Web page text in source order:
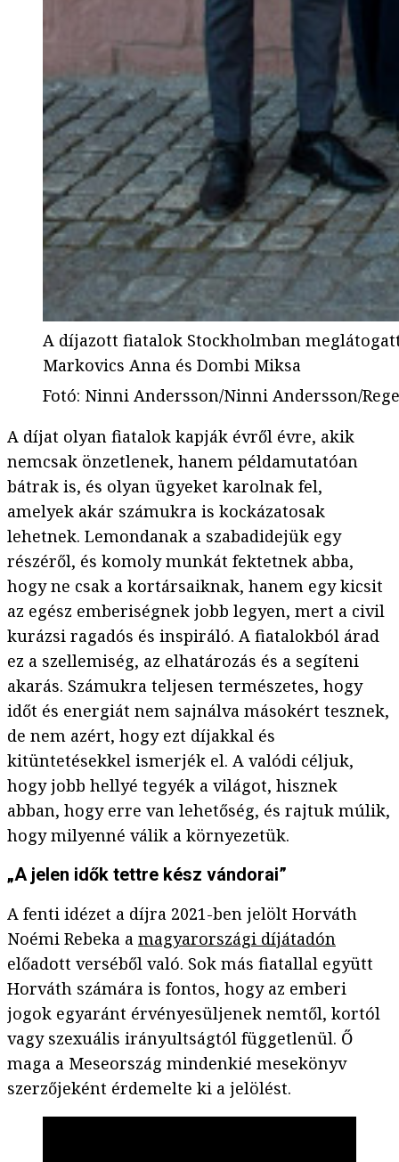
A díjazott fiatalok Stockholmban
Markovics Anna és Dombi Miksa
Fotó: Ninni Andersson/Ninni Andersson/
A díjat olyan fiatalok kapják évről évre, akik
nemcsak önzetlenek, hanem példamutatóan
bátrak is, és olyan ügyeket karolnak fel,
amelyek akár számukra is kockázatosak
lehetnek. Lemondanak a szabadidejük egy
részéről, és komoly munkát fektetnek abba,
hogy ne csak a kortársaiknak, hanem egy kicsit
az egész emberiségnek jobb legyen, mert a civil
kurázsi ragadós és inspiráló. A fiatalokból árad
ez a szellemiség, az elhatározás és a segíteni
akarás. Számukra teljesen természetes, hogy
időt és energiát nem sajnálva másokért tesznek,
de nem azért, hogy ezt díjakkal és
kitüntetésekkel ismerjék el. A valódi céljuk,
hogy jobb hellyé tegyék a világot, hisznek
abban, hogy erre van lehetőség, és rajtuk múlik,
hogy milyenné válik a környezetük.
„A jelen idők tettre kész vándorai”
A fenti idézet a díjra 2021-ben jelölt Horváth
Noémi Rebeka a magyarországi díjátadón
előadott verséből való. Sok más fiatallal együtt
Horváth számára is fontos, hogy az emberi
jogok egyaránt érvényesüljenek nemtől, kortól
vagy szexuális irányultságtól függetlenül. Ő
maga a Meseország mindenkié mesekönyv
szerzőjeként érdemelte ki a jelölést.